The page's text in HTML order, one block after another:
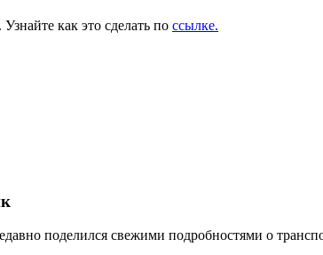
. Узнайте как это сделать по ссылке.
поделился свежими подробностями о